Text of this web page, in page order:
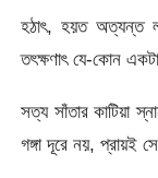
হঠাৎ, হয়ত অত্যন্ত
তৎক্ষণাৎ যে-কোন
সত্য সাঁতার কাটিয়া
গঙ্গা দূরে নয়, প্রায়ই